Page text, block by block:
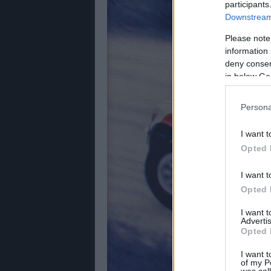
Please
information
deny
in below
I want
Opted
I want
Opted
I want
Opted
I want
of my